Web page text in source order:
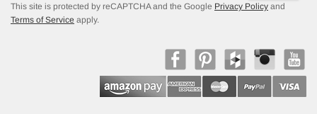
This site is protected by reCAPTCHA and the Google Privacy Policy and
Terms of Service apply.